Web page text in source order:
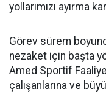
yollarımızı ayırma
Görev sürem
nezaket için başta
Amed Sportif
çalışanlarına ve